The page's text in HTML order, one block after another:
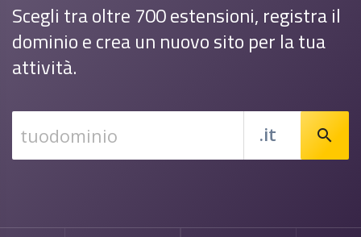
Scegli tra oltre 700 estensioni, registra il
dominio e crea un nuovo sito per la tua
attività.
.it search